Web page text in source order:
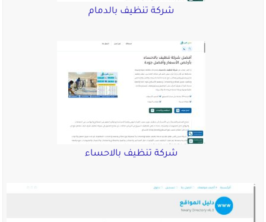
شركة تنظيف بالدمام
شركة تنظيف بالاحساء